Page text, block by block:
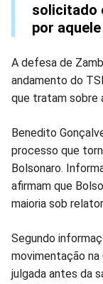
solicitado
por
A defesa de
andamento do
que tratam sobre
Benedito
processo que
Bolsonaro.
afirmam que
maioria sob
Segundo
movimentação
julgada antes da